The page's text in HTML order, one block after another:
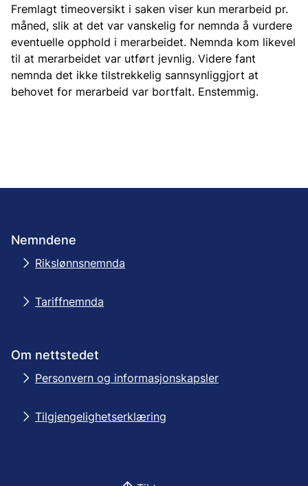
Fremlagt timeoversikt i saken viser kun merarbeid pr.
måned, slik at det var vanskelig for nemnda å vurdere
eventuelle opphold i merarbeidet. Nemnda kom likevel
til at merarbeidet var utført jevnlig. Videre fant
nemnda det ikke tilstrekkelig sannsynliggjort at
behovet for merarbeid var bortfalt. Enstemmig.
Nemndene
Rikslønnsnemnda
Tariffnemnda
Om nettstedet
Personvern og informasjonskapsler
Tilgjengelighetserklæring